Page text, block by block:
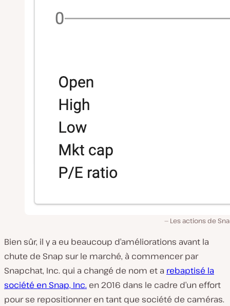
Les actions de
Bien sûr, il y a eu beaucoup d’améliorations avant la
chute de Snap sur le marché, à commencer par
Snapchat, Inc. qui a changé de nom et a rebaptisé la
société en Snap, Inc. en 2016 dans le cadre d’un effort
pour se repositionner en tant que société de caméras.